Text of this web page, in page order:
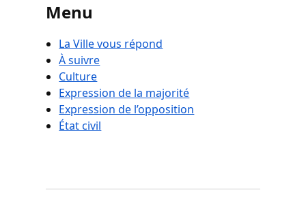
Menu
La Ville vous répond
À suivre
Culture
Expression de la majorité
Expression de l’opposition
État civil